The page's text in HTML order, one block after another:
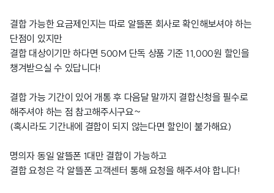
결합 가능한 요금제인지는 따로 알뜰폰 회사로 확인해보셔야 하는
단점이 있지만
결합 대상이기만 하다면 500M 단독 상품 기준 11,000원 할인을
챙겨받으실 수 있답니다!
결합 가능 기간이 있어 개통 후 다음달 말까지 결합신청을 필수로
해주셔야 하는 점 참고해주시구요~
(혹시라도 기간내에 결합이 되지 않는다면 할인이 불가해요)
명의자 동일 알뜰폰 1대만 결합이 가능하고
결합 요청은 각 알뜰폰 고객센터 통해 요청을 해주셔야 합니다!